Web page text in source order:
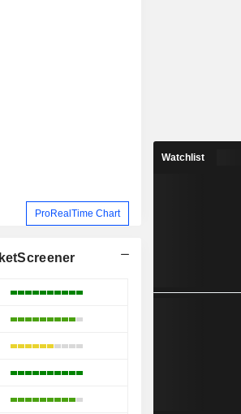
ProRealTime Chart
Watchlist